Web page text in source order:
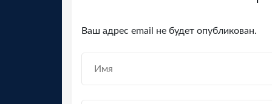
Ваш адрес email не будет опубликован.